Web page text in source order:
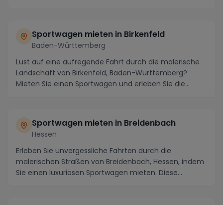
Sportwagen mieten in Birkenfeld
Baden-Württemberg
Lust auf eine aufregende Fahrt durch die malerische
Landschaft von Birkenfeld, Baden-Württemberg?
Mieten Sie einen Sportwagen und erleben Sie die
Sportwagen mieten in Breidenbach
Hessen
Erleben Sie unvergessliche Fahrten durch die
malerischen Straßen von Breidenbach, Hessen, indem
Sie einen luxuriösen Sportwagen mieten. Diese